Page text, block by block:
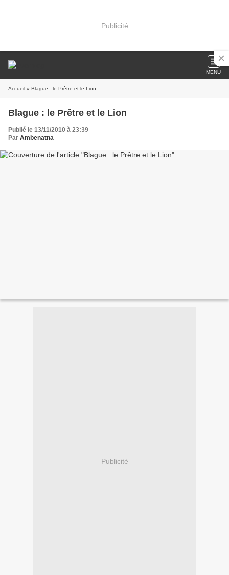
Publicité
MENU
Accueil » Blague : le Prêtre et le Lion
Blague : le Prêtre et le Lion
Publié le 13/11/2010 à 23:39
Par Ambenatna
Publicité